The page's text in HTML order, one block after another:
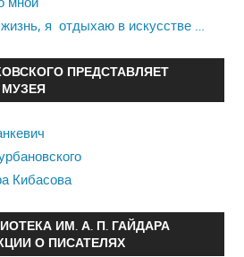
жизнь, я отдыхаю в искусстве …
ПРЕДСТАВЛЯЕТ
Кибасова
ИМ. А. П. ГАЙДАРА
О ПИСАТЕЛЯХ